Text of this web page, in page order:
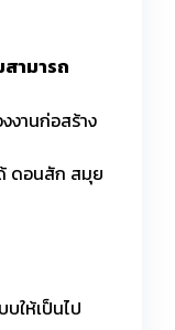
ามารถ
งานก่อสร้าง
ด้ ดอนสัก สมุย
บให้เป็นไป